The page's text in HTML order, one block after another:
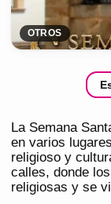
OTROS
La Semana
en varios
religioso y
calles, donde
religiosas y se